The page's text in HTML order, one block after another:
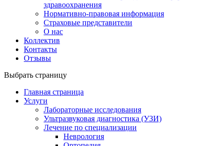
здравоохранения
Нормативно-правовая информация
Страховые представители
О нас
Коллектив
Контакты
Отзывы
Выбрать страницу
Главная страница
Услуги
Лабораторные исследования
Ультразвуковая диагностика (УЗИ)
Лечение по специализации
Неврология